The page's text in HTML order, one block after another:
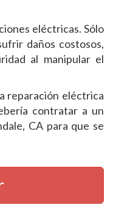
eléctricas. Sólo
daños costosos,
al manipular el
reparación eléctrica
contratar a un
CA para que se